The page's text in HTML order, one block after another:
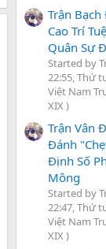
Trận
Cao Trí
Quân Sự
Started by
22:55, Thứ
Việt Nam
XIX )
Trận Vân
Đánh
Định Số
Mông
Started by
22:47, Thứ
Việt Nam
XIX )